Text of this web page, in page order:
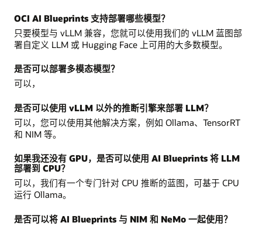
OCI AI Blueprints 支持部署哪些模型？
只要模型与 vLLM 兼容，您就可以使用我们的 vLLM 蓝图部
署自定义 LLM 或 Hugging Face 上可用的大多数模型。
是否可以部署多模态模型？
可以，
是否可以使用 vLLM 以外的推断引擎来部署 LLM？
可以，您可以使用其他解决方案，例如 Ollama、TensorRT
和 NIM 等。
如果我还没有 GPU，是否可以使用 AI Blueprints 将 LLM
部署到 CPU？
可以，我们有一个专门针对 CPU 推断的蓝图，可基于 CPU
运行 Ollama。
是否可以将 AI Blueprints 与 NIM 和 NeMo 一起使用？